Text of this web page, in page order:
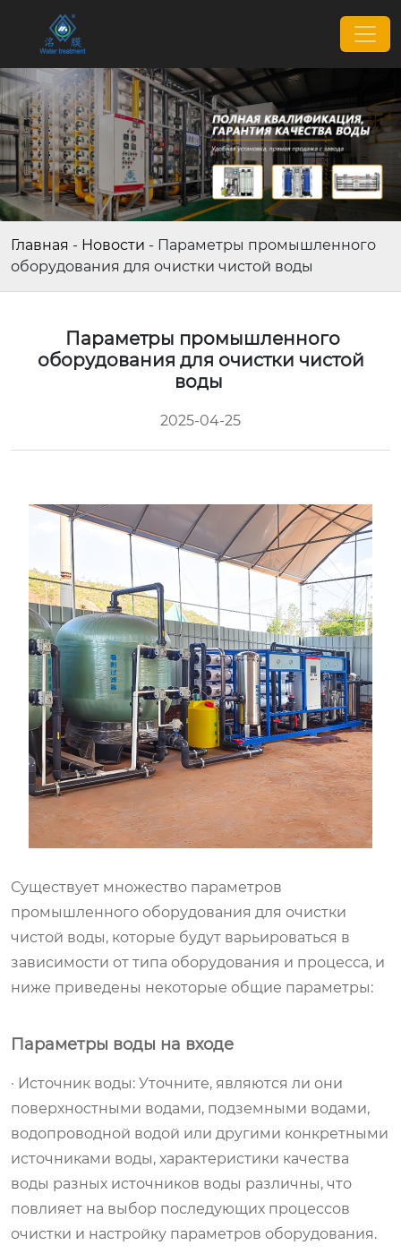
Главная - Новости - Параметры промышленного
оборудования для очистки чистой воды
Параметры промышленного
оборудования для очистки чистой
воды
2025-04-25
Существует множество параметров
промышленного оборудования для очистки
чистой воды, которые будут варьироваться в
зависимости от типа оборудования и процесса, и
ниже приведены некоторые общие параметры:
Параметры воды на входе
· Источник воды: Уточните, являются ли они
поверхностными водами, подземными водами,
водопроводной водой или другими конкретными
источниками воды, характеристики качества
воды разных источников воды различны, что
повлияет на выбор последующих процессов
очистки и настройку параметров оборудования.